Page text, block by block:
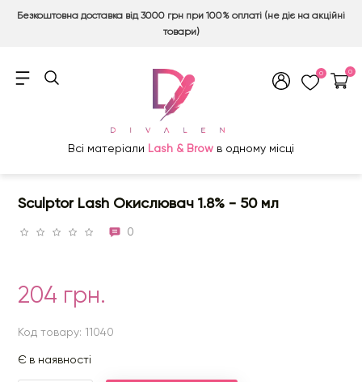
Безкоштовна доставка від 3000 грн при 100% оплаті (не діє на акційні
товари)
0 0
Всі матеріали Lash & Brow в одному місці
Sculptor Lash Окислювач 1.8% - 50 мл
0
204 грн.
Код товару: 11040
Є в наявності